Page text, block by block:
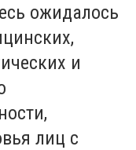
ожидалось
и
лиц с